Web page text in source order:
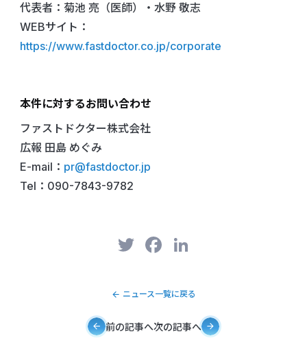
代表者：菊池 亮（医師）・水野 敬志
WEBサイト：
https://www.fastdoctor.co.jp/corporate
本件に対するお問い合わせ
ファストドクター株式会社
広報 田島 めぐみ
E-mail： pr@fastdoctor.jp
Tel：090-7843-9782
T
itt
F
c
b
e
dI
ニュース一覧に戻る
前の記事へ次の記事へ